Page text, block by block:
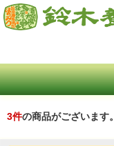
3件の商品がございます。